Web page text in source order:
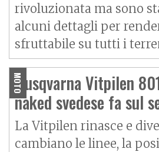
rivoluzionata ma sono
alcuni dettagli per
sfruttabile su tutti i
MOTO
Husqvarna Vitpilen
naked svedese fa sul
La Vitpilen rinasce e
cambiano le linee, la